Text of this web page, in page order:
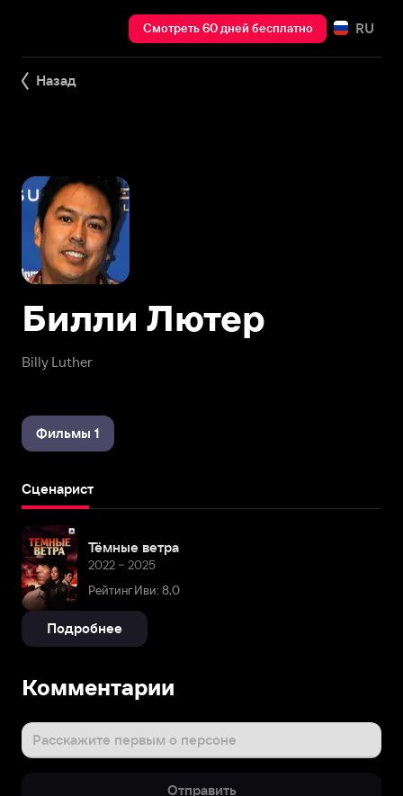
Смотреть 60 дней бесплатно RU
Назад
Billy Luther
Билли Лютер
Фильмы 1
Сценарист
Тёмные ветра
2022 – 2025
Рейтинг Иви: 8,0
Подробнее
Комментарии
Расскажите первым о персоне
Отправить